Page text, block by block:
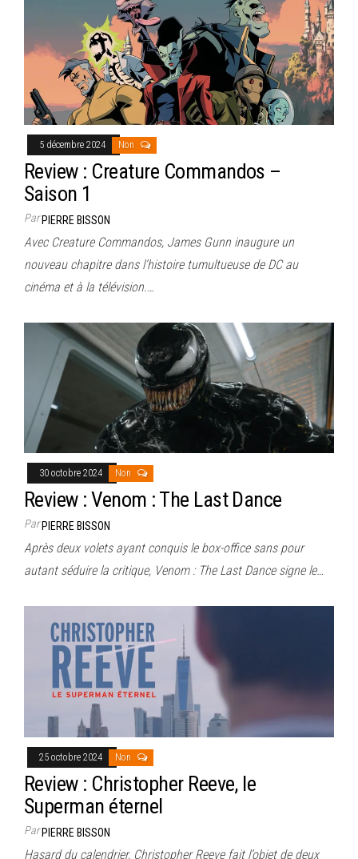
5 décembre 2024 Non
Review : Creature Commandos –
Saison 1
ParPIERRE BISSON
Avec Creature Commandos, James Gunn inaugure un
nouveau chapitre dans l’histoire tumultueuse de DC au
cinéma et à la télévision.…
30 octobre 2024 Non
Review : Venom : The Last Dance
ParPIERRE BISSON
Après deux volets ayant conquis le box-office sans pour
autant séduire la critique, Venom : The Last Dance signe le…
25 octobre 2024 Non
Review : Christopher Reeve, le
Superman éternel
ParPIERRE BISSON
Hasard du calendrier, Christopher Reeve fait l’objet de deux